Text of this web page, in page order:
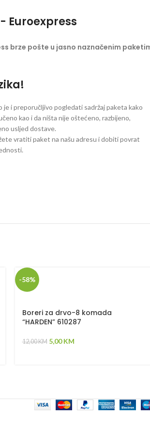
Euroexpress
brze pošte u jasno naznačenim
i preporučljivo pogledati sadržaj paketa kako
kao i da ništa nije oštećeno, razbijeno,
usljed dostave.
vratiti paket na našu adresu i dobiti povrat
-58%
Boreri za drvo-8 komada
“HARDEN” 610287
12,00KM 5,00KM